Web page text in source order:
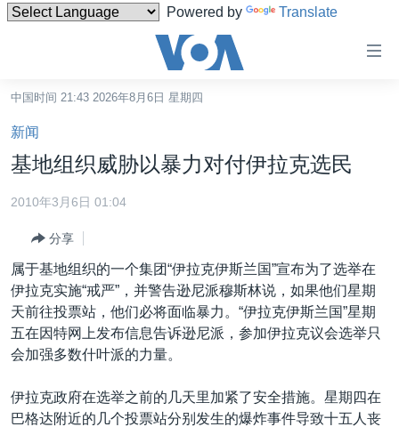
Powered by Translate
碍
链
接
跳
转
转
到
转
港澳
国际
最新国际新闻
印太
欧洲
分类新闻
经济·金融·贸易
科教·文娱·体健
美中关系
白宫要闻
VOA视频
中国时间 21:43 2026年8月6日 星期四
新闻
基地组织威胁以暴力对付伊拉克选民
2010年3月6日 01:04
分享
属于基地组织的一个集团“伊拉克伊斯兰国”宣布为了选举在
伊拉克实施“戒严”，并警告逊尼派穆斯林说，如果他们星期
天前往投票站，他们必将面临暴力。“伊拉克伊斯兰国”星期
五在因特网上发布信息告诉逊尼派，参加伊拉克议会选举只
会加强多数什叶派的力量。
伊拉克政府在选举之前的几天里加紧了安全措施。星期四在
巴格达附近的几个投票站分别发生的爆炸事件导致十五人丧